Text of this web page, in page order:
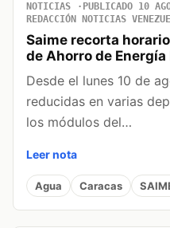
NOTICIAS PUBLICADO 10
REDACCIÓN NOTICIAS
Saime recorta
de Ahorro de
Desde el lunes 10 de
reducidas en varias
los módulos del…
Leer nota
Agua Caracas